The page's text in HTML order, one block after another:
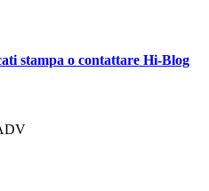
stampa o contattare Hi-Blog